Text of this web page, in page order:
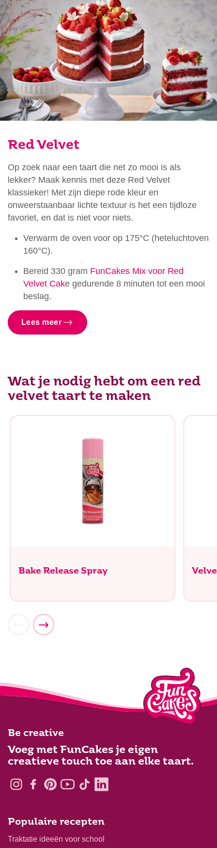
Red Velvet
Op zoek naar een taart die net zo mooi is als
lekker? Maak kennis met deze Red Velvet
klassieker! Met zijn diepe rode kleur en
onweerstaanbaar lichte textuur is het een tijdloze
favoriet, en dat is niet voor niets.
Verwarm de oven voor op 175°C (heteluchtoven
160°C).
Bereid 330 gram FunCakes Mix voor Red
Velvet Cake gedurende 8 minuten tot een mooi
beslag.
Lees meer
Wat je nodig hebt om een red
velvet taart te maken
Bake Release Spray
Be creative
Voeg met FunCakes je eigen
creatieve touch toe aan elke taart.
Populaire recepten
Traktatie ideeën voor school